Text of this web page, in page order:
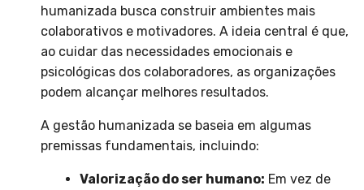
humanizada busca construir ambientes mais
colaborativos e motivadores. A ideia central é que,
ao cuidar das necessidades emocionais e
psicológicas dos colaboradores, as organizações
podem alcançar melhores resultados.
A gestão humanizada se baseia em algumas
premissas fundamentais, incluindo:
Valorização do ser humano: Em vez de